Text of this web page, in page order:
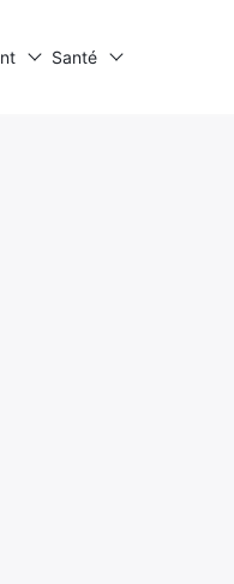
Santé